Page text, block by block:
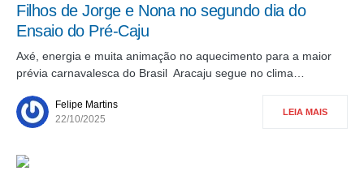
Filhos de Jorge e Nona no segundo dia do
Ensaio do Pré-Caju
Axé, energia e muita animação no aquecimento para a maior
prévia carnavalesca do Brasil Aracaju segue no clima…
Felipe Martins
22/10/2025
LEIA MAIS